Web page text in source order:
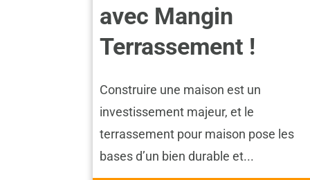
avec Mangin
Terrassement !
Construire une maison est un
investissement majeur, et le
terrassement pour maison pose les
bases d’un bien durable et...